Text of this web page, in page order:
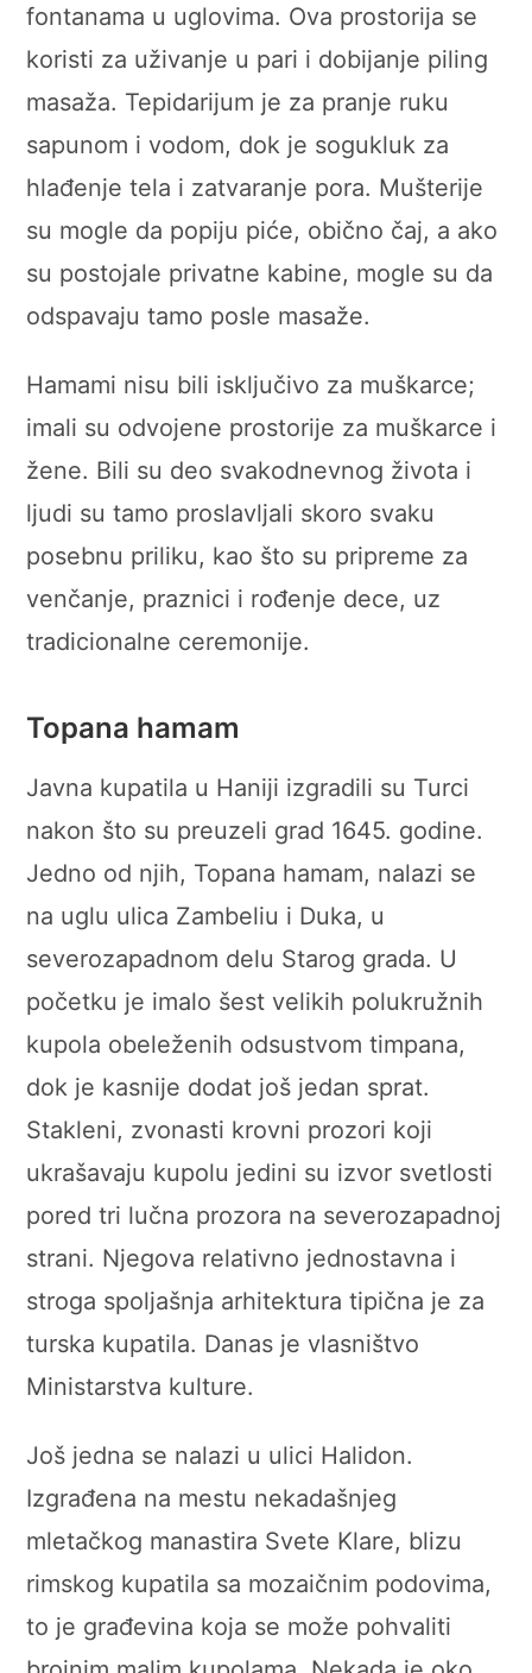
fontanama u uglovima. Ova prostorija se
koristi za uživanje u pari i dobijanje piling
masaža. Tepidarijum je za pranje ruku
sapunom i vodom, dok je sogukluk za
hlađenje tela i zatvaranje pora. Mušterije
su mogle da popiju piće, obično čaj, a ako
su postojale privatne kabine, mogle su da
odspavaju tamo posle masaže.
Hamami nisu bili isključivo za muškarce;
imali su odvojene prostorije za muškarce i
žene. Bili su deo svakodnevnog života i
ljudi su tamo proslavljali skoro svaku
posebnu priliku, kao što su pripreme za
venčanje, praznici i rođenje dece, uz
tradicionalne ceremonije.
Topana hamam
Javna kupatila u Haniji izgradili su Turci
nakon što su preuzeli grad 1645. godine.
Jedno od njih, Topana hamam, nalazi se
na uglu ulica Zambeliu i Duka, u
severozapadnom delu Starog grada. U
početku je imalo šest velikih polukružnih
kupola obeleženih odsustvom timpana,
dok je kasnije dodat još jedan sprat.
Stakleni, zvonasti krovni prozori koji
ukrašavaju kupolu jedini su izvor svetlosti
pored tri lučna prozora na severozapadnoj
strani. Njegova relativno jednostavna i
stroga spoljašnja arhitektura tipična je za
turska kupatila. Danas je vlasništvo
Ministarstva kulture.
Još jedna se nalazi u ulici Halidon.
Izgrađena na mestu nekadašnjeg
mletačkog manastira Svete Klare, blizu
rimskog kupatila sa mozaičnim podovima,
to je građevina koja se može pohvaliti